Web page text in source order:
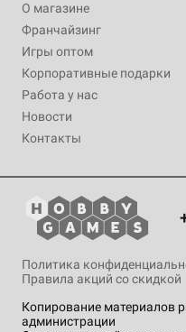
О магазине
Франчайзинг
Игры оптом
Корпоративные подарки
Работа у нас
Новости
Контакты
Копирование материалов
администрации
Политика
Правила акций со скидкой